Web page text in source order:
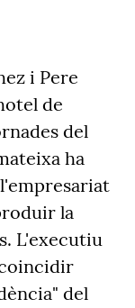
i Pere
de
del
ha
la
L'executiu
del